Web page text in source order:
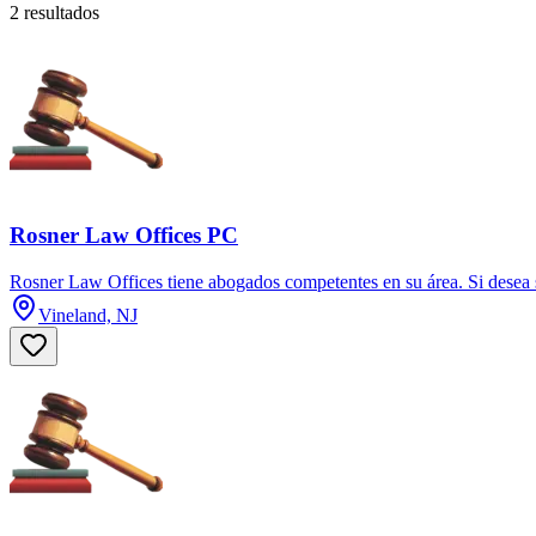
2 resultados
Rosner Law Offices PC
Rosner Law Offices tiene abogados competentes en su área. Si
Vineland, NJ